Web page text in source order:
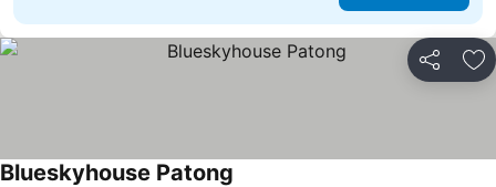
Partilhar
Blueskyhouse Patong